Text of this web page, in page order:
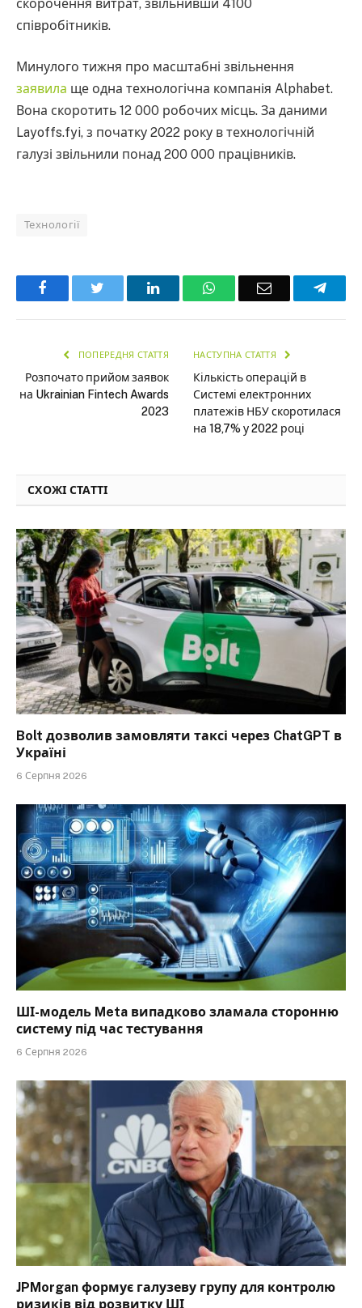
скорочення витрат, звільнивши 4100
співробітників.
Минулого тижня про масштабні звільнення
заявила ще одна технологічна компанія Alphabet.
Вона скоротить 12 000 робочих місць. За даними
Layoffs.fyi, з початку 2022 року в технологічній
галузі звільнили понад 200 000 працівників.
Технології
Facebook LinkedInWhatsAppEmail
ПОПЕРЕДНЯ СТАТТЯ
Розпочато прийом заявок
на Ukrainian Fintech Awards
2023
НАСТУПНА СТАТТЯ
Кількість операцій в
Системі електронних
платежів НБУ скоротилася
на 18,7% у 2022 році
СХОЖІ СТАТТІ
Bolt дозволив замовляти таксі через ChatGPT в
Україні
6 Серпня 2026
ШІ-модель Meta випадково зламала сторонню
систему під час тестування
6 Серпня 2026
JPMorgan формує галузеву групу для контролю
ризиків від розвитку ШІ